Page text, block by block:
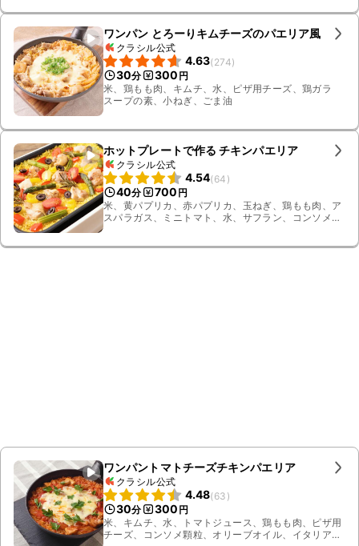
ワンパン とろーりキムチーズのパエリア風
クラシル公式
4.63(274)
30分 300 円
米、鶏もも肉、キムチ、水、ピザ用チーズ、鶏ガラ
スープの素、小ねぎ、ごま油
ホットプレートで作る チキンパエリア
クラシル公式
4.54(64 )
40分 700 円
米、黄パプリカ、赤パプリカ、玉ねぎ、鶏もも肉、ア
スパラガス、ミニトマト、水、サフラン、コンソメ顆
ワンパントマトチーズチキンパエリア
クラシル公式
4.48(63 )
30分 300 円
米、キムチ、水、トマトジュース、鶏もも肉、ピザ用
チーズ、コンソメ顆粒、オリーブオイル、イタリアン